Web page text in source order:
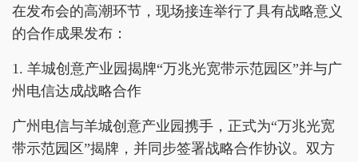
在发布会的高潮环节，现场接连举行了具有战略意义
的合作成果发布：
1. 羊城创意产业园揭牌“万兆光宽带示范园区”并与广
州电信达成战略合作
广州电信与羊城创意产业园携手，正式为“万兆光宽
带示范园区”揭牌，并同步签署战略合作协议。双方